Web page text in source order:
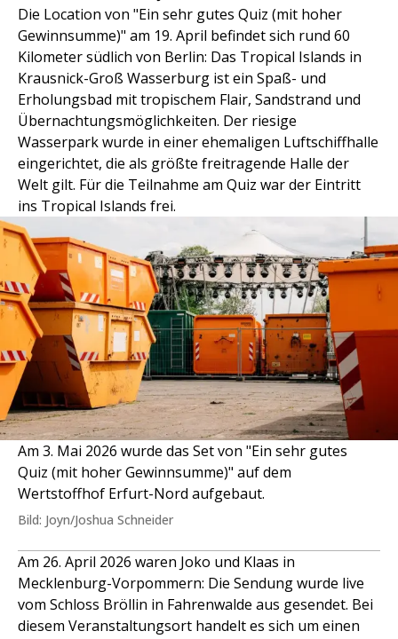
Die Location von "Ein sehr gutes Quiz (mit hoher
Gewinnsumme)" am 19. April befindet sich rund 60
Kilometer südlich von Berlin: Das Tropical Islands in
Krausnick-Groß Wasserburg ist ein Spaß- und
Erholungsbad mit tropischem Flair, Sandstrand und
Übernachtungsmöglichkeiten. Der riesige
Wasserpark wurde in einer ehemaligen Luftschiffhalle
eingerichtet, die als größte freitragende Halle der
Welt gilt. Für die Teilnahme am Quiz war der Eintritt
ins Tropical Islands frei.
Am 3. Mai 2026 wurde das Set von "Ein sehr gutes
Quiz (mit hoher Gewinnsumme)" auf dem
Wertstoffhof Erfurt-Nord aufgebaut.
Bild: Joyn/Joshua Schneider
Am 26. April 2026 waren Joko und Klaas in
Mecklenburg-Vorpommern: Die Sendung wurde live
vom Schloss Bröllin in Fahrenwalde aus gesendet. Bei
diesem Veranstaltungsort handelt es sich um einen